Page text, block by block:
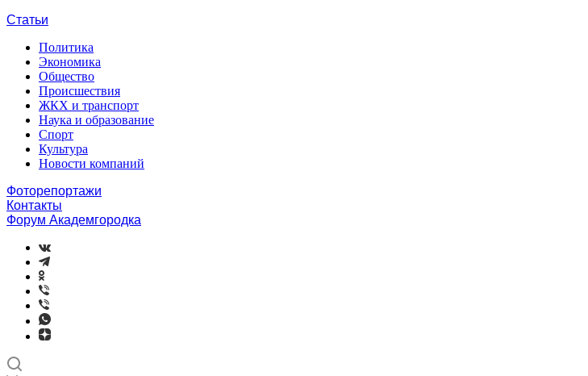
Статьи
Политика
Экономика
Общество
Происшествия
ЖКХ и транспорт
Наука и образование
Спорт
Культура
Новости компаний
Фоторепортажи
Контакты
Форум Академгородка